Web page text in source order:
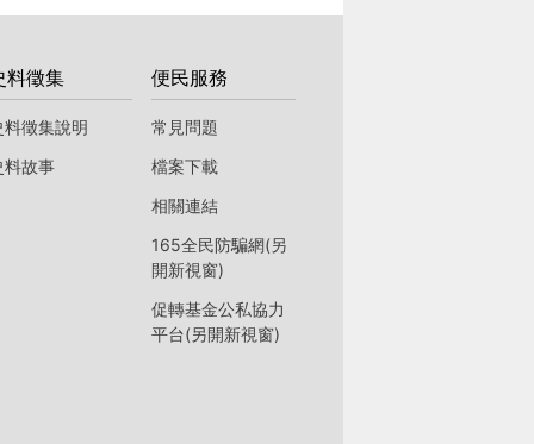
料徵集
料徵集說明
料故事
便民服務
常見問題
檔案下載
相關連結
165全民防騙網(另
開新視窗)
促轉基金公私協力
平台(另開新視窗)